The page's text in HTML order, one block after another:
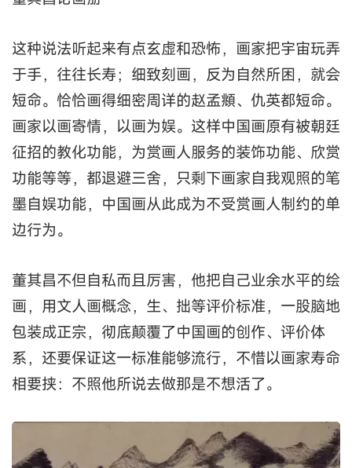
这种说法听起来有点玄虚和恐怖，画家把宇宙玩弄
于手，往往长寿；细致刻画，反为自然所困，就会
短命。恰恰画得细密周详的赵孟頫、仇英都短命。
画家以画寄情，以画为娱。这样中国画原有被朝廷
征招的教化功能，为赏画人服务的装饰功能、欣赏
功能等等，都退避三舍，只剩下画家自我观照的笔
墨自娱功能，中国画从此成为不受赏画人制约的单
边行为。
董其昌不但自私而且厉害，他把自己业余水平的绘
画，用文人画概念，生、拙等评价标准，一股脑地
包装成正宗，彻底颠覆了中国画的创作、评价体
系，还要保证这一标准能够流行，不惜以画家寿命
相要挟：不照他所说去做那是不想活了。